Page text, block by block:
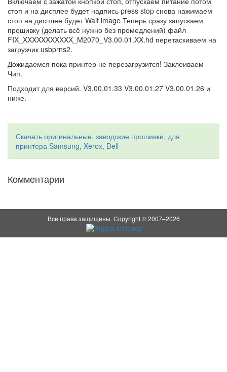
стоп и на дисплее будет надпись press stop снова нажимаем
стоп на дисплее будет Wait image Теперь сразу запускаем
прошивку (делать всё нужно без промедлений) файл
FIX_XXXXXXXXXXX_M2070_V3.00.01.XX.hd перетаскиваем на
загрузчик usbprns2.
Дожидаемся пока принтер не перезагрузится! Заклеиваем
Чип.
Подходит для версий. V3.00.01.33 V3.00.01.27 V3.00.01.26 и
ниже.
Скачать оригинальные, заводские прошивки, для
принтера Samsung, Xerox, Dell
Комментарии
Все права защищены. Copyright © 2007–2026